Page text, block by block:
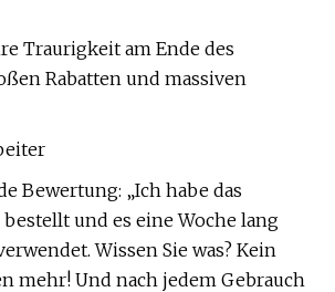
Traurigkeit am Ende des
Rabatten und massiven
Bewertung: „Ich habe das
und es eine Woche lang
Wissen Sie was? Kein
mehr! Und nach jedem Gebrauch